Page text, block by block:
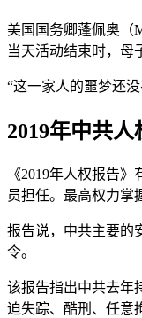
美国国务卿蓬佩奥（
当天活动结束时，母
“这一家人的噩梦还
2019年中共
《2019年人权报告
员担任。最高权力掌
报告说，中共主要的
令。
该报告指出中共去年
迫失踪、酷刑、任意